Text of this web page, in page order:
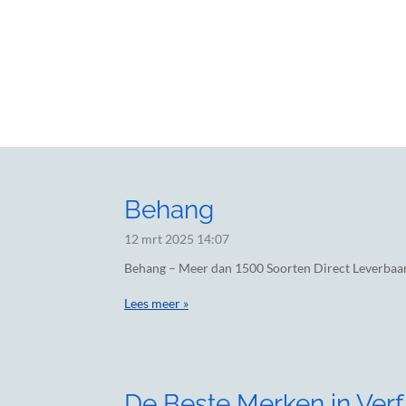
Behang
12 mrt 2025 14:07
Behang – Meer dan 1500 Soorten Direct
Lees meer »